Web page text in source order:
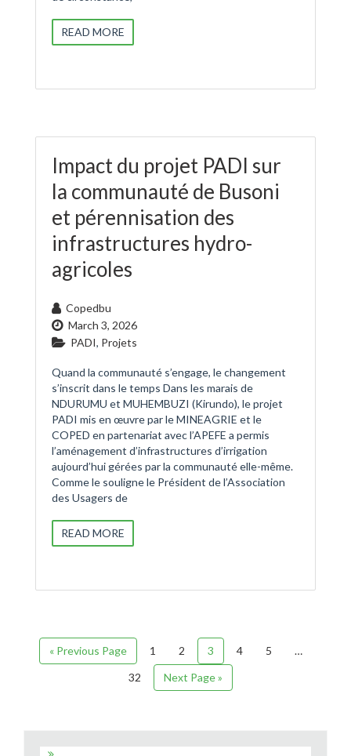
READ MORE
Impact du projet PADI sur
la communauté de Busoni
et pérennisation des
infrastructures hydro-
agricoles
Copedbu
March 3, 2026
PADI, Projets
Quand la communauté s’engage, le changement
s’inscrit dans le temps Dans les marais de
NDURUMU et MUHEMBUZI (Kirundo), le projet
PADI mis en œuvre par le MINEAGRIE et le
COPED en partenariat avec l’APEFE a permis
l’aménagement d’infrastructures d’irrigation
aujourd’hui gérées par la communauté elle-même.
Comme le souligne le Président de l’Association
des Usagers de
READ MORE
« Previous Page 1 2 3 4 5
…
32
Next Page »